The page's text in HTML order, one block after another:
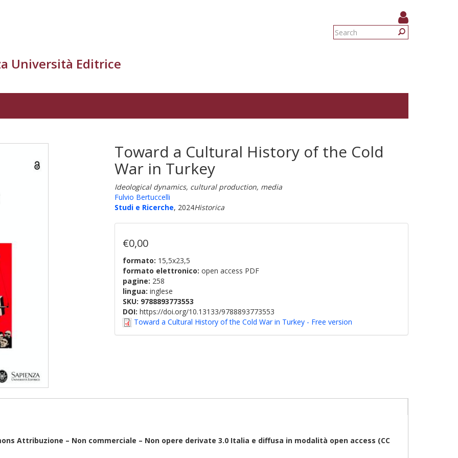
Search
Università Editrice
Toward a Cultural History of the Cold
War in Turkey
Ideological dynamics, cultural production, media
Fulvio Bertuccelli
Studi e Ricerche, 2024Historica
€0,00
formato: 15,5x23,5
formato elettronico: open access PDF
pagine: 258
lingua: inglese
SKU: 9788893773553
DOI: https://doi.org/10.13133/9788893773553
Toward a Cultural History of the Cold War in Turkey - Free version
Attribuzione – Non commerciale – Non opere derivate 3.0 Italia e diffusa in modalità open access (CC